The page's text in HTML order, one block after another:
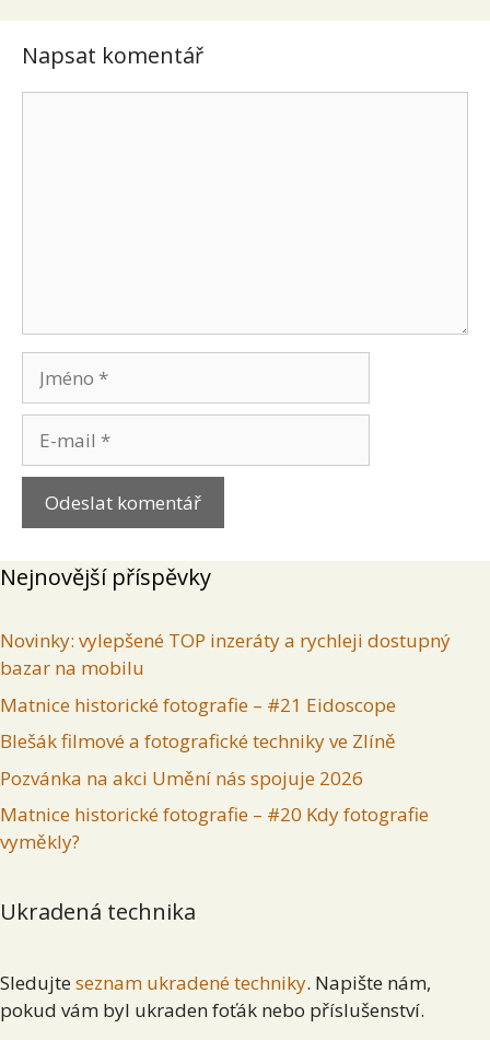
Napsat komentář
mail
Nejnovější příspěvky
Novinky: vylepšené TOP inzeráty a rychleji dostupný
bazar na mobilu
Matnice historické fotografie – #21 Eidoscope
Blešák filmové a fotografické techniky ve Zlíně
Pozvánka na akci Umění nás spojuje 2026
Matnice historické fotografie – #20 Kdy fotografie
vyměkly?
Ukradená technika
Sledujte seznam ukradené techniky. Napište nám,
pokud vám byl ukraden foťák nebo příslušenství.